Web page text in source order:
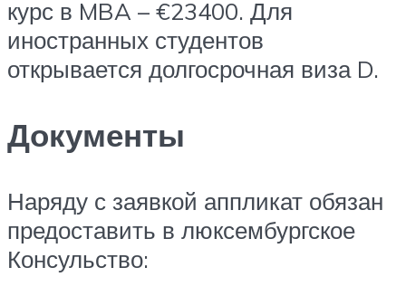
курс в MBA – €23400. Для
иностранных студентов
открывается долгосрочная виза D.
Документы
Наряду с заявкой аппликат обязан
предоставить в люксембургское
Консульство: